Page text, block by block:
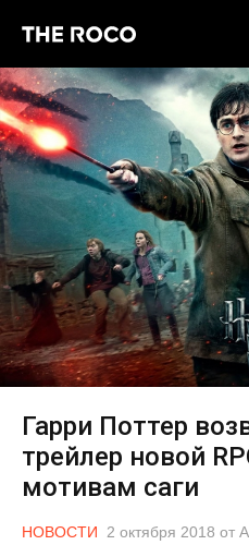
Гарри Поттер
трейлер новой
мотивам саги
НОВОСТИ 2 октября 2018 от